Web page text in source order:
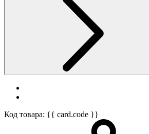
Код товара: {{ card.code }}